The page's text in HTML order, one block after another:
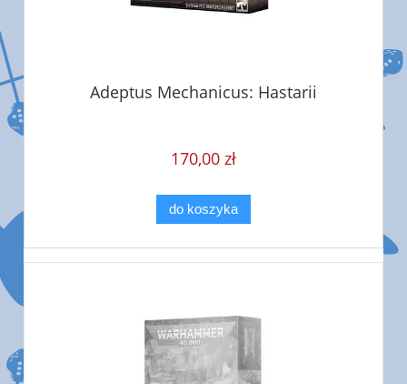
Adeptus Mechanicus: Hastarii
170,00 zł
do koszyka